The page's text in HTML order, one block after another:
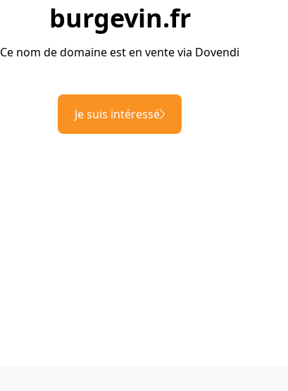
burgevin.fr
Ce nom de domaine est en vente via Dovendi
Je suis intéressé